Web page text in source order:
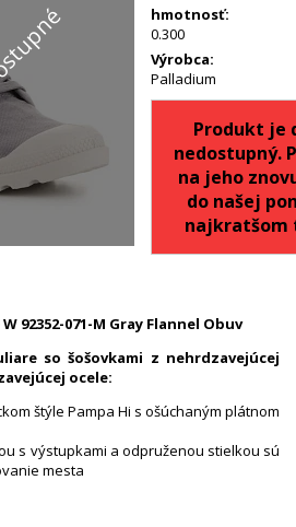
hmotnosť:
0.300
Výrobca:
Palladium
Produkt je
nedostupný.
na jeho
do našej
najkratšom
92352-071-M Gray Flannel Obuv
so šošovkami z nehrdzavejúcej
ocele:
štýle Pampa Hi s ošúchaným plátnom
s výstupkami a odpruženou stielkou sú
mesta